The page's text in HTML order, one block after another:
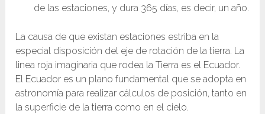
de las estaciones, y dura 365 días, es decir, un año.
La causa de que existan estaciones estriba en la
especial disposición del eje de rotación de la tierra. La
linea roja imaginaria que rodea la Tierra es el Ecuador.
El Ecuador es un plano fundamental que se adopta en
astronomía para realizar cálculos de posición, tanto en
la superficie de la tierra como en el cielo.